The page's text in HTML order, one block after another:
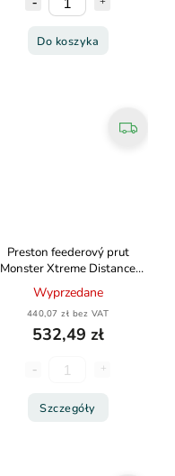
Do koszyka
Preston feederový prut
Monster Xtreme Distance
feeder 3,8m 150g
Wyprzedane
440,07 zł bez VAT
532,49 zł
Szczegóły